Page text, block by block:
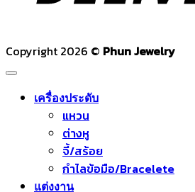
Copyright 2026 © Phun Jewelry
เครื่องประดับ
แหวน
ต่างหู
จี้/สร้อย
กำไลข้อมือ/Bracelete
แต่งงาน